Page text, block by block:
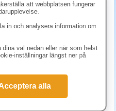
kr (inkl. moms)
att webbplatsen fungerar
in och analysera information om
dina val nedan eller när som helst
inställningar längst ner på
alla